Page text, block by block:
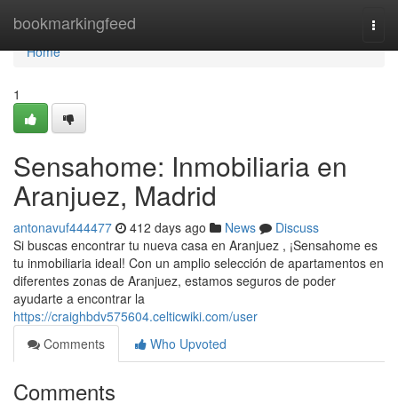
bookmarkingfeed
Home
Home
1
Sensahome: Inmobiliaria en
Aranjuez, Madrid
antonavuf444477 412 days ago News
Discuss
Si buscas encontrar tu nueva casa en Aranjuez , ¡Sensahome es
tu inmobiliaria ideal! Con un amplio selección de apartamentos en
diferentes zonas de Aranjuez, estamos seguros de poder
ayudarte a encontrar la
https://craighbdv575604.celticwiki.com/user
Comments
Who Upvoted
Comments